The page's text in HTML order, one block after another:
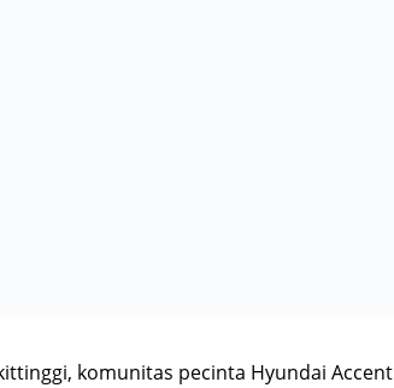
komunitas pecinta Hyundai Accent